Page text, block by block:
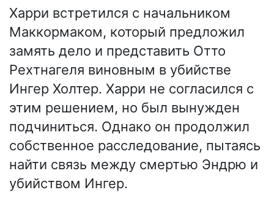
Харри встретился с начальником
Маккормаком, который предложил
замять дело и представить Отто
Рехтнагеля виновным в убийстве
Ингер Холтер. Харри не согласился с
этим решением, но был вынужден
подчиниться. Однако он продолжил
собственное расследование, пытаясь
найти связь между смертью Эндрю и
убийством Ингер.